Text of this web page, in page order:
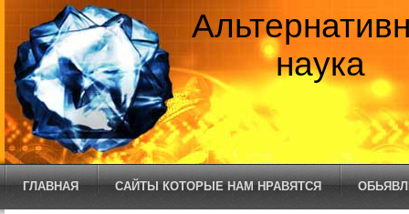
наука
ГЛАВНАЯ САЙТЫ КОТОРЫЕ НАМ НРАВЯТСЯ